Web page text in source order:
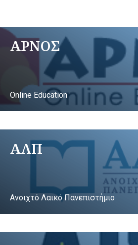
ΑΡΝΟΣ
Online Education
ΑΛΠ
Ανοιχτό Λαικό Πανεπιστήμιο